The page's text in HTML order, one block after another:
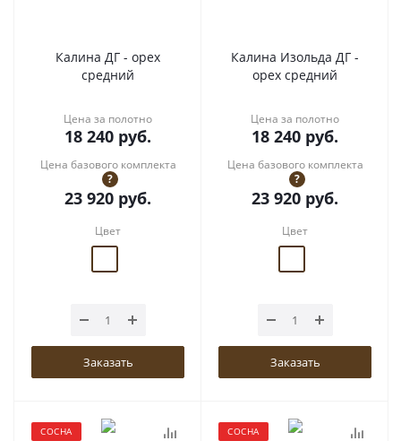
Калина ДГ - орех
средний
Цена за полотно
18 240 руб.
Цена базового комплекта
?
23 920 руб.
Цвет
Заказать
Калина Изольда ДГ -
орех средний
Цена за полотно
18 240 руб.
Цена базового комплекта
?
23 920 руб.
Цвет
Заказать
СОСНА СОСНА